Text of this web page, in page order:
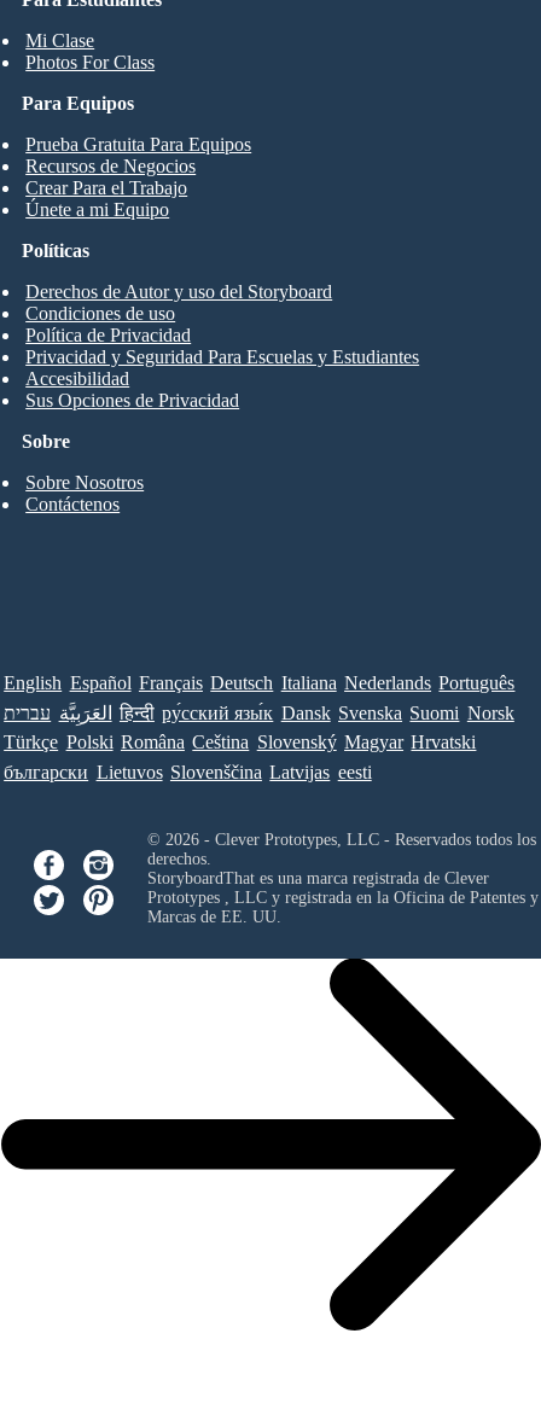
Mi Clase
Photos For Class
Para Equipos
Prueba Gratuita Para Equipos
Recursos de Negocios
Crear Para el Trabajo
Únete a mi Equipo
Sobre
Sobre Nosotros
Contáctenos
Políticas
Derechos de Autor y uso del Storyboard
Condiciones de uso
Política de Privacidad
Privacidad y Seguridad Para Escuelas y Estudiantes
Accesibilidad
Sus Opciones de Privacidad
English Español Français Deutsch Italiana Nederlands Português
עברית العَرَبِيَّة हिन्दी ру́сский язы́к Dansk Svenska Suomi Norsk
Türkçe Polski Româna Ceština Slovenský Magyar Hrvatski
български Lietuvos Slovenščina Latvijas eesti
© 2026 - Clever Prototypes, LLC - Reservados todos los
derechos.
StoryboardThat es una marca registrada de Clever
Prototypes , LLCy registrada en la Oficina de Patentes y
Marcas de EE. UU.